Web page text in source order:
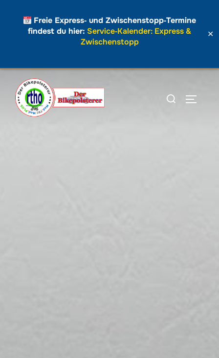
Inhalt
springen
Freie Express‑ und Zwischenstopp‑Termine
findest du hier: Service‑Kalender: Express &
Zwischenstopp
✕
Suchen